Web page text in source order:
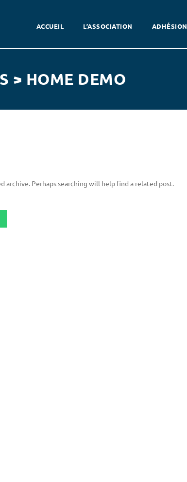
ACCUEIL L’ASSOCIATION ADHÉSION
> HOME DEMO
Perhaps searching will help find a related post.